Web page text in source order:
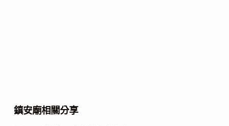
鎮安廟相關分享